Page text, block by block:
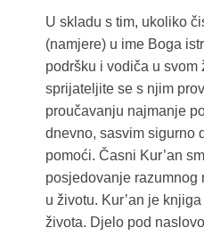
U skladu s tim, ukoliko
(namjere) u ime Boga
podršku i vodiča u svom
sprijateljite se s njim
proučavanju najmanje
dnevno, sasvim sigurno
pomoći. Časni Kur’an
posjedovanje
u životu. Kur’an je
života. Djelo pod